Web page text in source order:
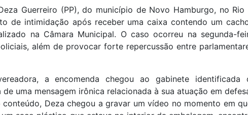
Guerreiro (PP), do município de Novo Hamburgo, no
de intimidação após receber uma caixa contendo um
na Câmara Municipal. O caso ocorreu na segunda-
além de provocar forte repercussão entre
a encomenda chegou ao gabinete
de uma mensagem irônica relacionada à sua atuação em
Deza chegou a gravar um vídeo no momento em